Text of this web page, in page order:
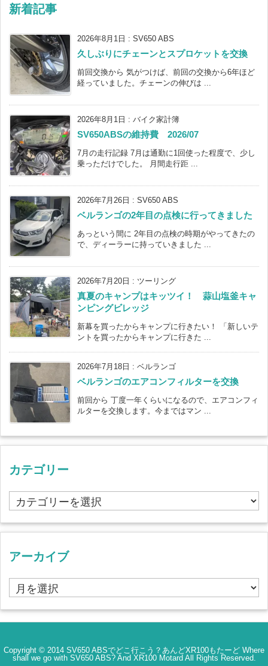
新着記事
2026年8月1日 : SV650 ABS
久しぶりにチェーンとスプロケットを交換
前回交換から 気がつけば、前回の交換から6年ほど
経っていました。チェーンの伸びは ...
2026年8月1日 : バイク家計簿
SV650ABSの維持費 2026/07
7月の走行記録 7月は通勤に1回使った程度で、少し
乗っただけでした。 月間走行距 ...
2026年7月26日 : SV650 ABS
ベルランゴの2年目の点検に行ってきました
あっという間に 2年目の点検の時期がやってきたの
で、ディーラーに持っていきました ...
2026年7月20日 : ツーリング
真夏のキャンプはキッツイ！ 蒜山塩釜キャ
ンピングビレッジ
新幕を買ったからキャンプに行きたい！ 「新しいテ
ントを買ったからキャンプに行きた ...
2026年7月18日 : ベルランゴ
ベルランゴのエアコンフィルターを交換
前回から 丁度一年くらいになるので、エアコンフィ
ルターを交換します。今まではマン ...
カテゴリー
カ
テ
ゴ
ー
アーカイブ
ア
ー
カ
Copyright © 2014 SV650 ABSでどこ行こう？あんどXR100もたーど Where
shall we go with SV650 ABS? And XR100 Motard All Rights Reserved.